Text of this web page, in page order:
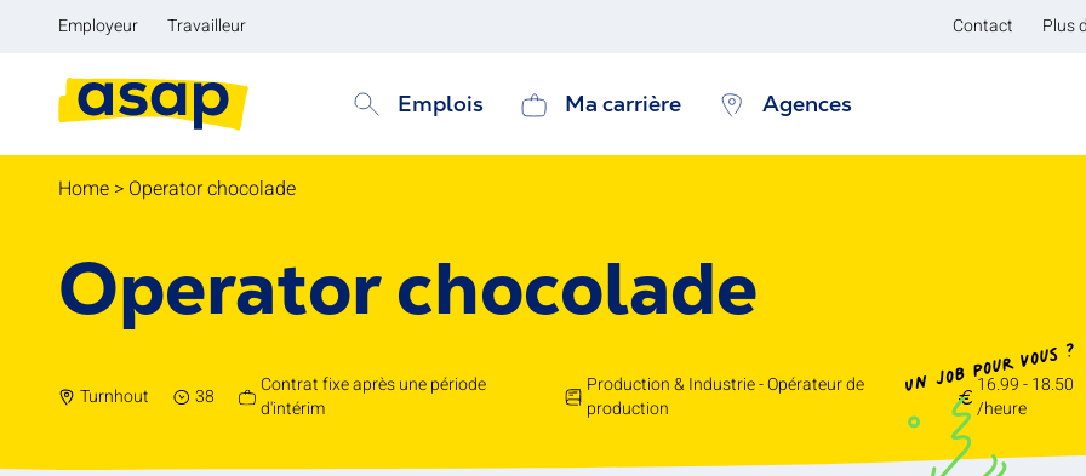
Employeur Travailleur Contact Plus
Emplois Ma carrière Agences
Home > Operator chocolade
Operator chocolade
Turnhout 38
Contrat fixe après une période
d'intérim
Production & Industrie - Opérateur de
production
16.99 - 18.50
/heure
Un job pour vous ?